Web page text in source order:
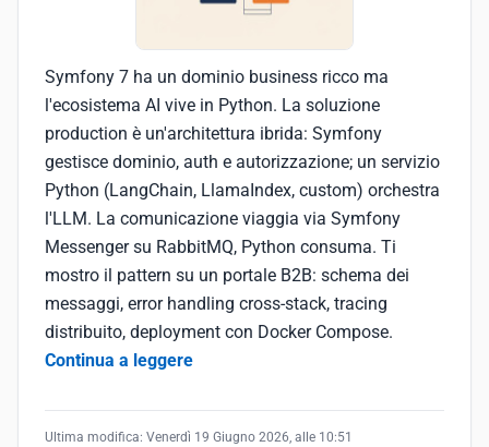
Symfony 7 ha un dominio business ricco ma
l'ecosistema AI vive in Python. La soluzione
production è un'architettura ibrida: Symfony
gestisce dominio, auth e autorizzazione; un servizio
Python (LangChain, LlamaIndex, custom) orchestra
l'LLM. La comunicazione viaggia via Symfony
Messenger su RabbitMQ, Python consuma. Ti
mostro il pattern su un portale B2B: schema dei
messaggi, error handling cross-stack, tracing
distribuito, deployment con Docker Compose.
Continua a leggere
Ultima modifica: Venerdì 19 Giugno 2026, alle 10:51